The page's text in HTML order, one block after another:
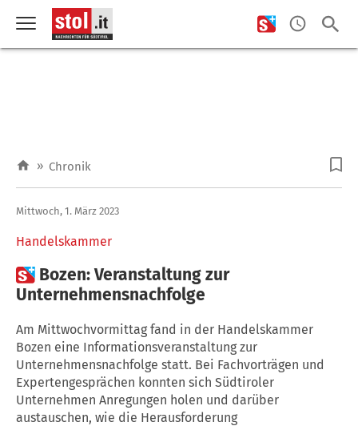
» Chronik
Handelskammer
Mittwoch, 1. März 2023
 Bozen: Veranstaltung zur
Unternehmensnachfolge
Am Mittwochvormittag fand in der Handelskammer
Bozen eine Informationsveranstaltung zur
Unternehmensnachfolge statt. Bei Fachvorträgen und
Expertengesprächen konnten sich Südtiroler
Unternehmen Anregungen holen und darüber
austauschen, wie die Herausforderung